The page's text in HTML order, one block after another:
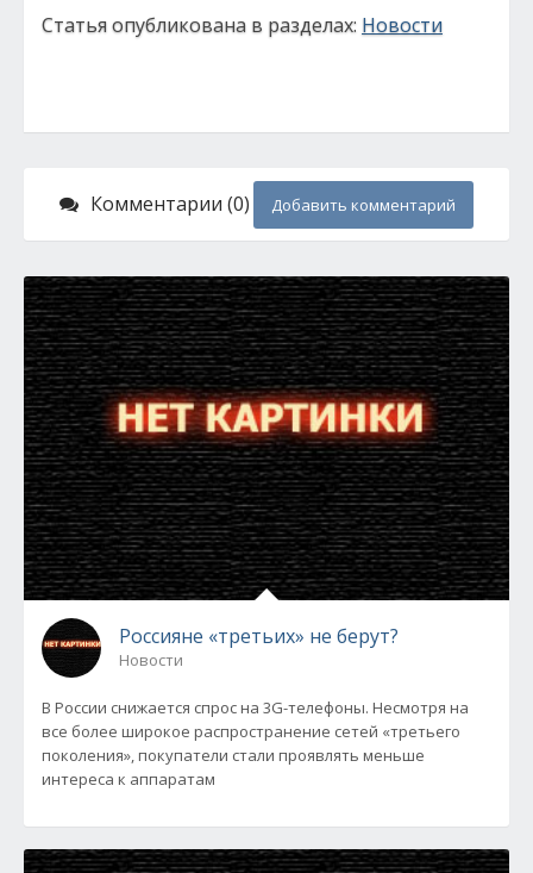
Статья опубликована в разделах: Новости
Комментарии (0) Добавить комментарий
Россияне «третьих» не берут?
Новости
В России снижается спрос на 3G-телефоны. Несмотря на
все более широкое распространение сетей «третьего
поколения», покупатели стали проявлять меньше
интереса к аппаратам